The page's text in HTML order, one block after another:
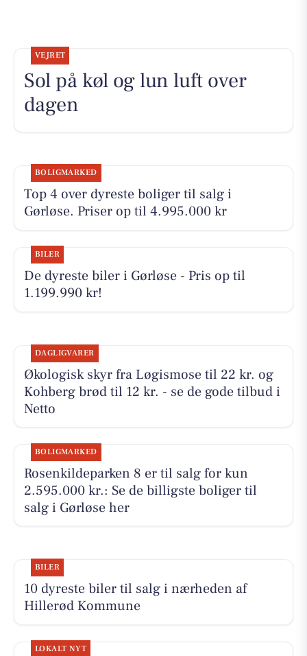
VEJRET
Sol på køl og lun luft over
dagen
BOLIGMARKED
Top 4 over dyreste boliger til salg i
Gørløse. Priser op til 4.995.000 kr
BILER
De dyreste biler i Gørløse - Pris op til
1.199.990 kr!
DAGLIGVARER
Økologisk skyr fra Løgismose til 22 kr. og
Kohberg brød til 12 kr. - se de gode tilbud i
Netto
BOLIGMARKED
Rosenkildeparken 8 er til salg for kun
2.595.000 kr.: Se de billigste boliger til
salg i Gørløse her
BILER
10 dyreste biler til salg i nærheden af
Hillerød Kommune
LOKALT NYT